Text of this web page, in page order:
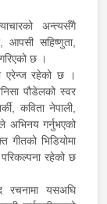
अन्त्यसँगै
आपसी सहिष्णुता,
छ ।
एरेन्ज रहेको छ ।
पौडेलको स्वर
कविता नेपाली,
अभिनय गर्नुभएको
गीतको भिडियोमा
रहेको छ
रचनामा यसअघि